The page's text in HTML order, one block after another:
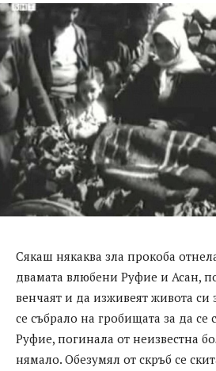
Сякаш някаква зла прокоба
двамата влюбени Руфие и Асан,
венчаят и да изживеят живота си
се събрало на гробищата за да се
Руфие, погинала от неизвестна
нямало. Обезумял от скръб се